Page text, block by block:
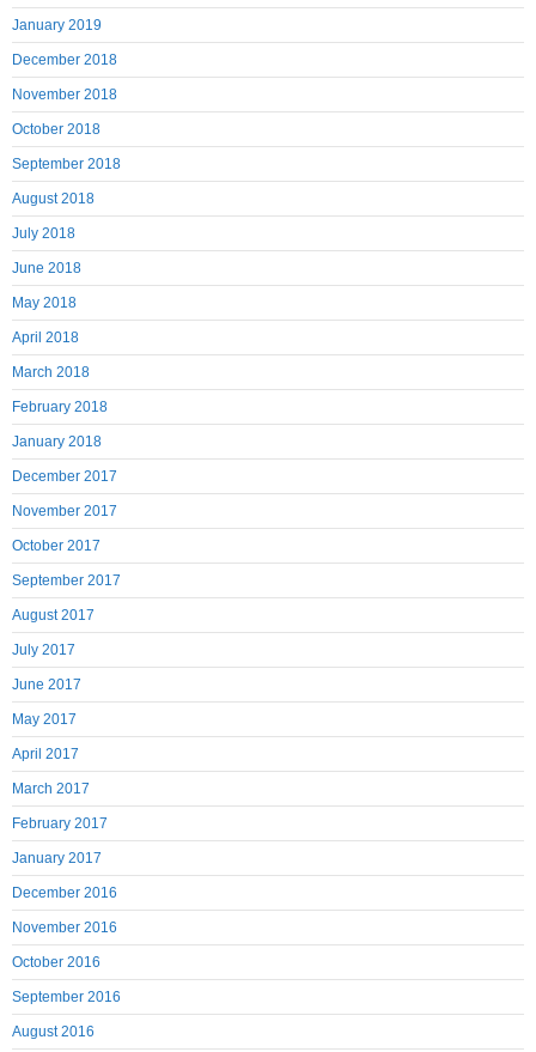
January 2019
December 2018
November 2018
October 2018
September 2018
August 2018
July 2018
June 2018
May 2018
April 2018
March 2018
February 2018
January 2018
December 2017
November 2017
October 2017
September 2017
August 2017
July 2017
June 2017
May 2017
April 2017
March 2017
February 2017
January 2017
December 2016
November 2016
October 2016
September 2016
August 2016